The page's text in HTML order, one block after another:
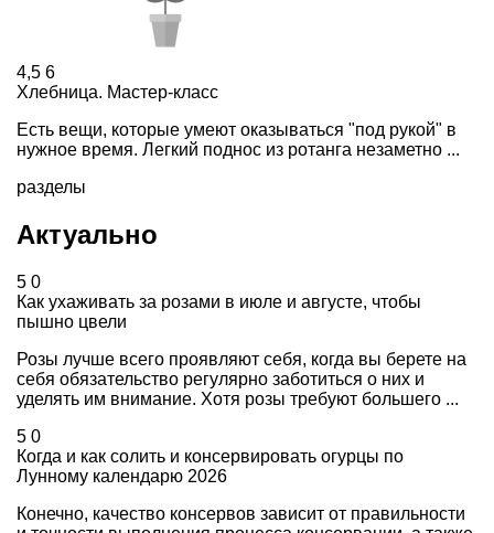
4,5 6
Хлебница. Мастер-класс
Есть вещи, которые умеют оказываться "под рукой" в
нужное время. Легкий поднос из ротанга незаметно ...
разделы
Актуально
5 0
Как ухаживать за розами в июле и августе, чтобы
пышно цвели
Розы лучше всего проявляют себя, когда вы берете на
себя обязательство регулярно заботиться о них и
уделять им внимание. Хотя розы требуют большего ...
5 0
Когда и как солить и консервировать огурцы по
Лунному календарю 2026
Конечно, качество консервов зависит от правильности